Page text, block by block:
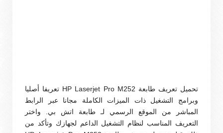
تحميل تعريف طابعة HP Laserjet Pro M252 تعريفا أصليا
وبرامج التشغيل ذات الميزات الكاملة مجانا عبر الرابط
المباشر من الموقع الرسمي لـ طابعة اتش بي. واختر
التعريف المناسب لنظام التشغيل الداعم لجهازك وتأكد من